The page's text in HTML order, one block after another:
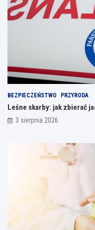
BEZPIECZEŃSTWO PRZYRODA
Leśne skarby: jak zbierać
3 sierpnia 2026